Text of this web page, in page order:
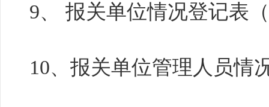
9、 报关单位情况登记表
10、报关单位管理人员情